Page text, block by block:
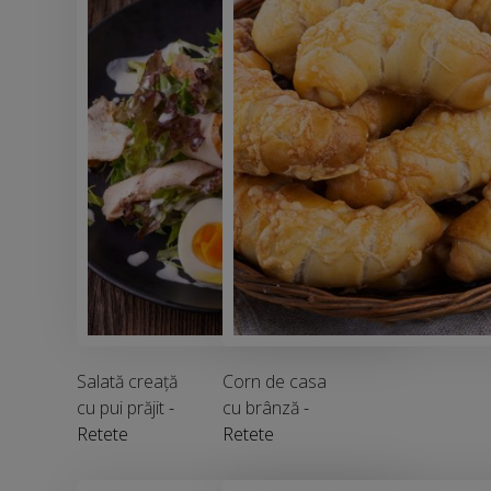
Salată creață
cu pui prăjit-
Retete
Corn de casa
cu brânză -
Retete